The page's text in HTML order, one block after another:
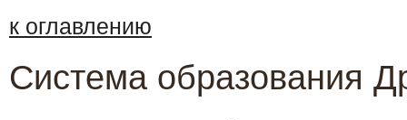
к оглавлению
Система образования